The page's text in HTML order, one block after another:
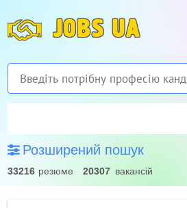
JOBS UA
Розширений пошук
33216 резюме 20307 вакансій